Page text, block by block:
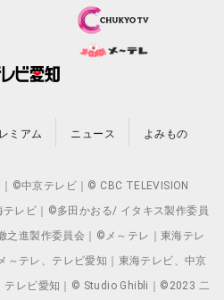
ミアム ニュース よみもの
©中京テレビ｜© CBC TELEVISION
レビ｜©多田かおる/ イタキス製作委員
之進製作委員会｜©メ～テレ｜東海テレ
～テレ、テレビ愛知｜東海テレビ、中京
テレビ愛知｜© Studio Ghibli｜©2023 二